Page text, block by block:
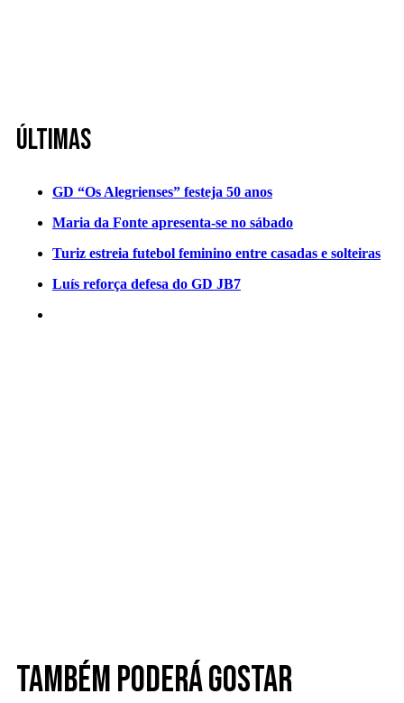
Últimas
GD “Os Alegrienses” festeja 50 anos
Maria da Fonte apresenta-se no sábado
Turiz estreia futebol feminino entre casadas e solteiras
Luís reforça defesa do GD JB7
Também poderá gostar